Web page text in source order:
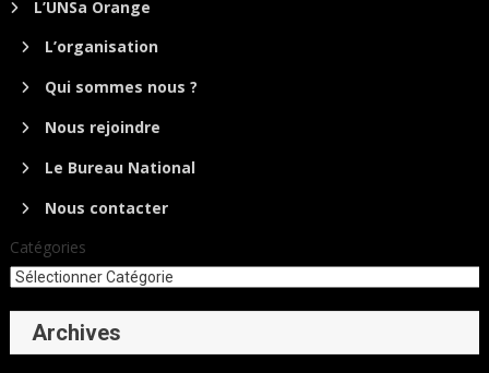
L’UNSa Orange
L’organisation
Qui sommes nous ?
Nous rejoindre
Le Bureau National
Nous contacter
Catégories
Archives